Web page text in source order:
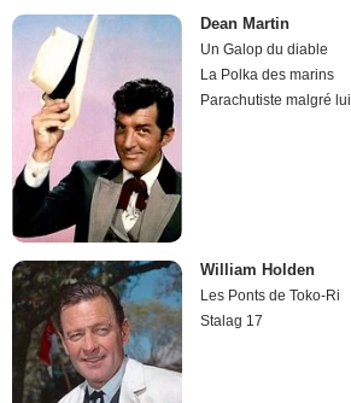
Dean Martin
Un Galop du diable
La Polka des marins
Parachutiste malgré lui
William Holden
Les Ponts de Toko-Ri
Stalag 17